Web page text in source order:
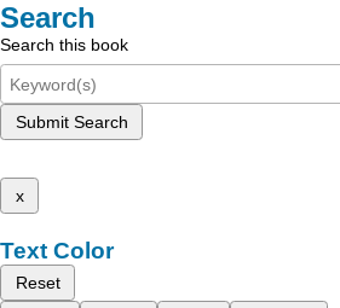
Search
Search this book
Submit Search
x
Text Color
Reset